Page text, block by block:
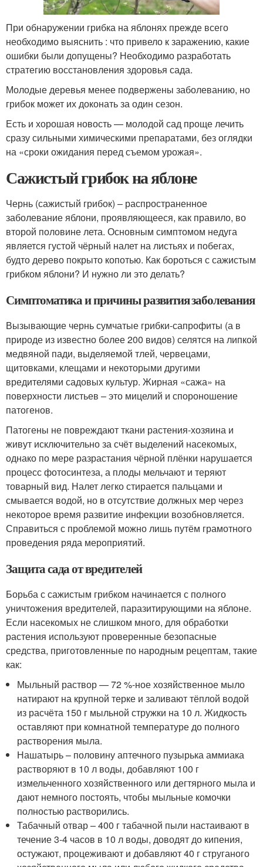
При обнаружении грибка на яблонях прежде всего
необходимо выяснить : что привело к заражению, какие
ошибки были допущены? Необходимо разработать
стратегию восстановления здоровья сада.
Молодые деревья менее подвержены заболеванию, но
грибок может их доконать за один сезон.
Есть и хорошая новость — молодой сад проще лечить
сразу сильными химическими препаратами, без оглядки
на «сроки ожидания перед съемом урожая».
Сажистый грибок на яблоне
Чернь (сажистый грибок) – распространенное
заболевание яблони, проявляющееся, как правило, во
второй половине лета. Основным симптомом недуга
является густой чёрный налет на листьях и побегах,
будто дерево покрыто копотью. Как бороться с сажистым
грибком яблони? И нужно ли это делать?
Симптоматика и причины развития заболевания
Вызывающие чернь сумчатые грибки-сапрофиты (а в
природе из известно более 200 видов) селятся на липкой
медвяной пади, выделяемой тлей, червецами,
щитовками, клещами и некоторыми другими
вредителями садовых культур. Жирная «сажа» на
поверхности листьев – это мицелий и спороношение
патогенов.
Патогены не повреждают ткани растения-хозяина и
живут исключительно за счёт выделений насекомых,
однако по мере разрастания чёрной плёнки нарушается
процесс фотосинтеза, а плоды мельчают и теряют
товарный вид. Налет легко стирается пальцами и
смывается водой, но в отсутствие должных мер через
некоторое время развитие инфекции возобновляется.
Справиться с проблемой можно лишь путём грамотного
проведения ряда мероприятий.
Защита сада от вредителей
Борьба с сажистым грибком начинается с полного
уничтожения вредителей, паразитирующими на яблоне.
Если насекомых не слишком много, для обработки
растения используют проверенные безопасные
средства, приготовленные по народным рецептам, такие
как:
Мыльный раствор — 72 %-ное хозяйственное мыло
натирают на крупной терке и заливают тёплой водой
из расчёта 150 г мыльной стружки на 10 л. Жидкость
оставляют при комнатной температуре до полного
растворения мыла.
Нашатырь – половину аптечного пузырька аммиака
растворяют в 10 л воды, добавляют 100 г
измельченного хозяйственного или дегтярного мыла и
дают немного постоять, чтобы мыльные комочки
полностью растворились.
Табачный отвар – 400 г табачной пыли настаивают в
течение 3-4 часов в 10 л воды, доводят до кипения,
остужают, процеживают и добавляют 40 г струганого